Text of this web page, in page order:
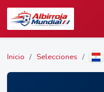
Inicio Selecciones